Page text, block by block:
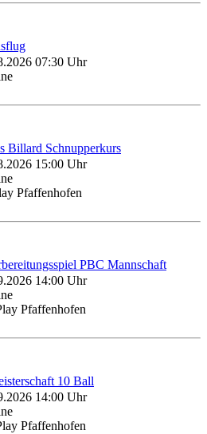
07:30 Uhr
Billard Schnupperkurs
15:00 Uhr
Pfaffenhofen
PBC Mannschaft
14:00 Uhr
Pfaffenhofen
10 Ball
14:00 Uhr
Pfaffenhofen